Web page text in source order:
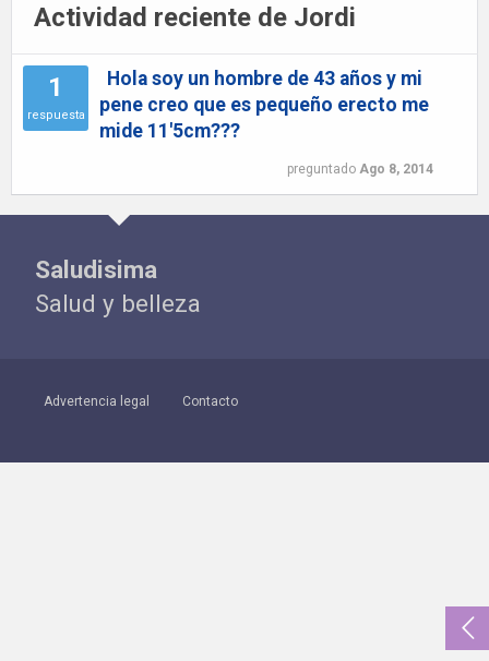
Actividad reciente de Jordi
1
respuesta
Hola soy un hombre de 43 años y mi
pene creo que es pequeño erecto me
mide 11'5cm???
preguntado Ago 8, 2014
Saludisima
Salud y belleza
Advertencia legal Contacto